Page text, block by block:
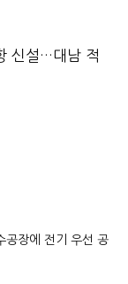
신설…대남 적
공장에 전기 우선 공